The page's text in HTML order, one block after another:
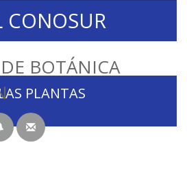
BOTÁNICA
CONOSUR
PLANTAS